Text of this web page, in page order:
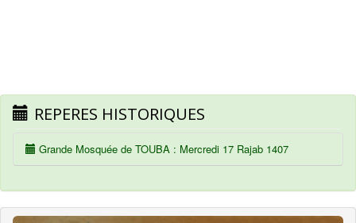
REPERES HISTORIQUES
Grande Mosquée de TOUBA : Mercredi 17 Rajab 1407